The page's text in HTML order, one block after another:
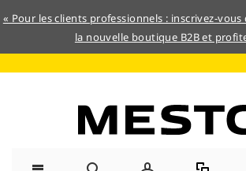
« Pour les clients professionnels : inscrivez-
la nouvelle boutique B2B et